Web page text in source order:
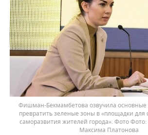
Фишман-Бекмамбетова озвучила основные
превратить зеленые зоны в «площадки
саморазвития жителей города». Фото
Максима Платонова